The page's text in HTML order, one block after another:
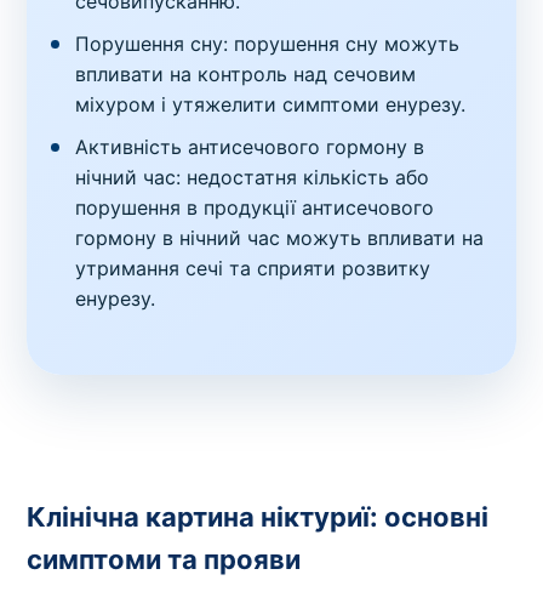
Порушення сну: порушення сну можуть
впливати на контроль над сечовим
міхуром і утяжелити симптоми енурезу.
Активність антисечового гормону в
нічний час: недостатня кількість або
порушення в продукції антисечового
гормону в нічний час можуть впливати на
утримання сечі та сприяти розвитку
енурезу.
Клінічна картина ніктуриї: основні
симптоми та прояви